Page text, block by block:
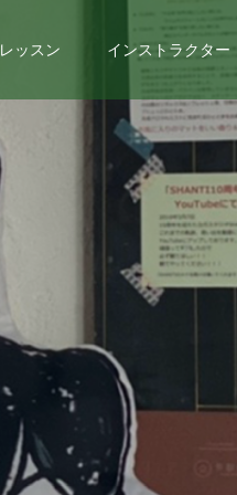
レッスン インストラクター